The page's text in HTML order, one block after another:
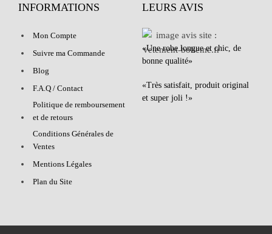
INFORMATIONS
Mon Compte
Suivre ma Commande
Blog
F.A.Q / Contact
Politique de remboursement
et de retours
Conditions Générales de
Ventes
Mentions Légales
Plan du Site
LEURS AVIS
«Une robe longue et chic, de
bonne qualité»
«Très satisfait, produit original
et super joli !»